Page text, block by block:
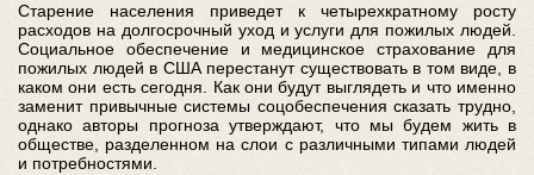
Старение населения приведет к четырехкратному росту
расходов на долгосрочный уход и услуги для пожилых людей.
Социальное обеспечение и медицинское страхование для
пожилых людей в США перестанут существовать в том виде, в
каком они есть сегодня. Как они будут выглядеть и что именно
заменит привычные системы соцобеспечения сказать трудно,
однако авторы прогноза утверждают, что мы будем жить в
обществе, разделенном на слои с различными типами людей
и потребностями.